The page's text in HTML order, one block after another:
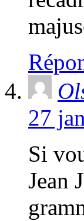
27
Si
Jean